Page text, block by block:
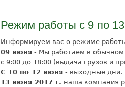
Режим работы с 9 по
Информируем вас о режиме
09 июня - Мы работаем в
с 9:00 до 18:00 (выдача грузов и
С 10 по 12 июня - выходные дни.
13 июня 2017 г. наша компания